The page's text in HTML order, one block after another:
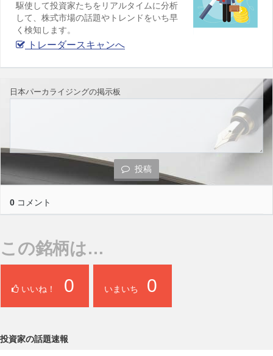
駆使して投資家たちをリアルタイムに分析
して、株式市場の話題やトレンドをいち早
く検知します。
トレーダースキャンへ
日本パーカライジングの掲示板
投稿
0 コメント
この銘柄は…
いいね！ 0 いまいち 0
投資家の話題速報